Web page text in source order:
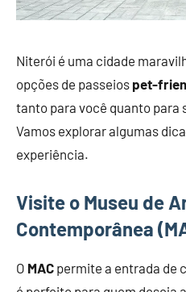
Niterói é uma cidade
opções de passeios pet-
tanto para você quanto para
Vamos explorar algumas
experiência.
Visite o Museu de
Contemporânea
O MAC permite a entrada de